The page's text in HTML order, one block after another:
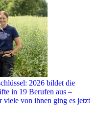
2026 bildet die
in 19 Berufen aus –
viele von ihnen ging es jetzt